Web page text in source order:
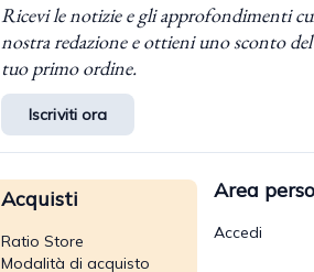
Ricevi le notizie e gli approfondimenti
nostra redazione e ottieni uno sconto
tuo primo ordine.
Iscriviti ora
Acquisti
Ratio Store
Modalità di acquisto
Area
Accedi